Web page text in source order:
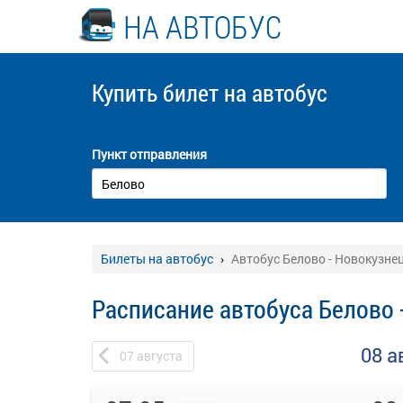
НА АВТОБУС
Купить билет на автобус
Пункт отправления
Билеты на автобус Автобус Белово -
Расписание автобуса
07 августа 08